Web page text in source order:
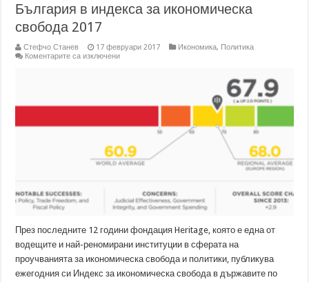
България в индекса за икономическа
свобода 2017
Стефчо Станев 17 февруари 2017 Икономика, Политика
Коментарите са изключениза
свобода
През последните 12 години фондация Heritage, която е една от
водещите и най-реномирани институции в сферата на
проучванията за икономическа свобода и политики, публикува
ежегодния си Индекс за икономическа свобода в държавите по